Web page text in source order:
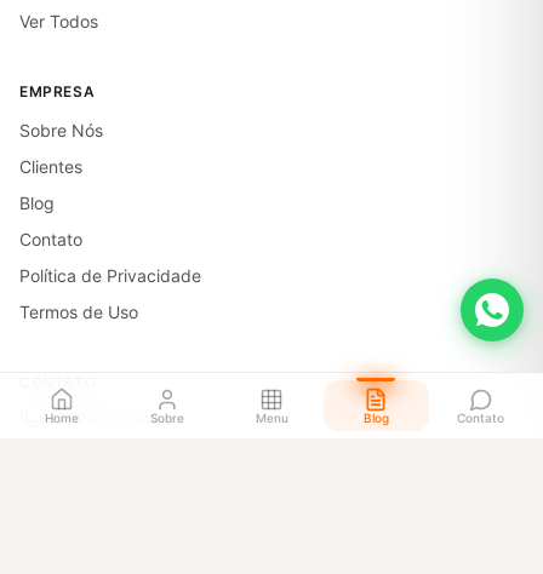
Home Sobre Menu Blog Contato
Ver Todos
EMPRESA
Sobre Nós
Clientes
Blog
Contato
Política de Privacidade
Termos de Uso
(62) 993750468